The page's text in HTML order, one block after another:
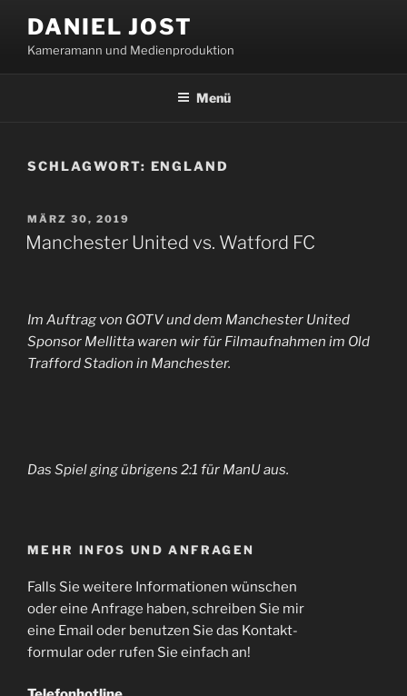
Inhalt
springen
DANIEL JOST
Kameramann und Medienproduktion
Menü
SCHLAGWORT: ENGLAND
VERÖFFENTLICHT
AM
MÄRZ 30, 2019
Manchester United vs. Watford FC
Im Auftrag von GOTV und dem Manchester United
Sponsor Mellitta waren wir für Filmaufnahmen im Old
Trafford Stadion in Manchester.
Das Spiel ging übrigens 2:1 für ManU aus.
MEHR INFOS UND ANFRAGEN
Falls Sie weitere Informationen wünschen
oder eine Anfrage haben, schreiben Sie mir
eine Email oder benutzen Sie das Kontakt-
formular oder rufen Sie einfach an!